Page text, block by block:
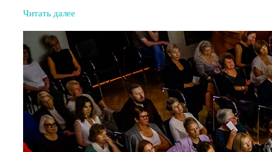
Читать далее